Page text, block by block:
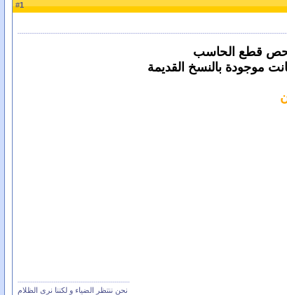
#
1
فحص قطع الحاسب
موجودة بالنسخ القديمة
نحن ننتظر الضياء و لكننا نرى الظلام